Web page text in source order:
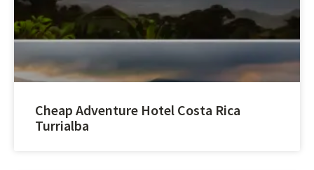
Cheap Adventure Hotel Costa Rica
Turrialba